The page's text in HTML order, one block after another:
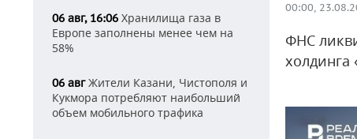
06 авг, 16:06 Хранилища газа в
Европе заполнены менее чем на
58%
06 авгЖители Казани, Чистополя и
Кукмора потребляют наибольший
объем мобильного трафика
00:00,
ФНС
холдинга